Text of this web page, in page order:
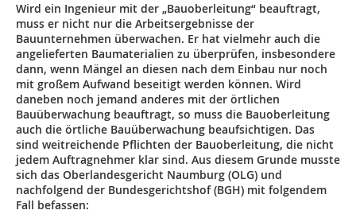
Wird ein Ingenieur mit der „Bauoberleitung“ beauftragt,
muss er nicht nur die Arbeitsergebnisse der
Bauunternehmen überwachen. Er hat vielmehr auch die
angelieferten Baumaterialien zu überprüfen, insbesondere
dann, wenn Mängel an diesen nach dem Einbau nur noch
mit großem Aufwand beseitigt werden können. Wird
daneben noch jemand anderes mit der örtlichen
Bauüberwachung beauftragt, so muss die Bauoberleitung
auch die örtliche Bauüberwachung beaufsichtigen. Das
sind weitreichende Pflichten der Bauoberleitung, die nicht
jedem Auftragnehmer klar sind. Aus diesem Grunde musste
sich das Oberlandesgericht Naumburg (OLG) und
nachfolgend der Bundesgerichtshof (BGH) mit folgendem
Fall befassen: